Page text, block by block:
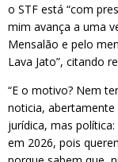
o STF está “com
mim avança a uma
Mensalão e pelo
Lava Jato”, citando
“E o motivo? Nem
noticia,
jurídica, mas
em 2026, pois